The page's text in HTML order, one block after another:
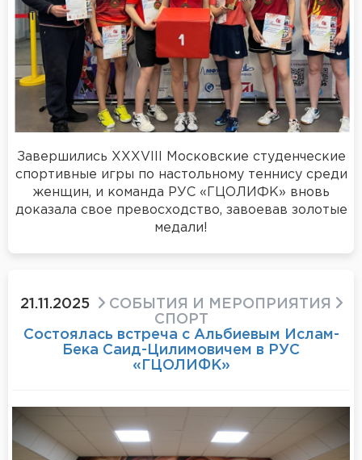
Завершились XXXVIII Московские студенческие
спортивные игры по настольному теннису среди
женщин, и команда РУС «ГЦОЛИФК» вновь
доказала свое превосходство, завоевав золотые
медали!
21.11.2025
СОБЫТИЯ И МЕРОПРИЯТИЯ
СПОРТ
Состоялась встреча с Альбиевым Ислам-
Бека Саид-Цилимовичем в РУС
«ГЦОЛИФК»